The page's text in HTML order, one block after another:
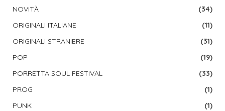
NOVITÀ
(34)
ORIGINALI ITALIANE
(11)
ORIGINALI STRANIERE
(31)
POP
(19)
PORRETTA SOUL FESTIVAL
(33)
PROG
(1)
PUNK
(1)